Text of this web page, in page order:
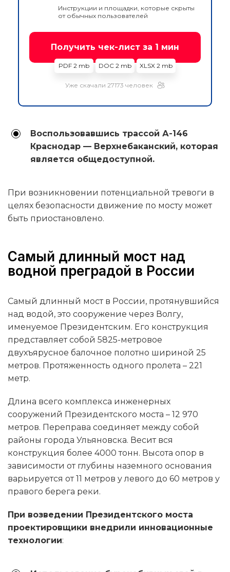
Инструкции и площадки, которые скрыты
от обычных пользователей
Получить чек-лист за 1 мин
PDF 2 mb DOC 2 mb XLSX 2 mb
Уже скачали 27173 человек
Воспользовавшись трассой А-146
Краснодар — Верхнебаканский, которая
является общедоступной.
При возникновении потенциальной тревоги в
целях безопасности движение по мосту может
быть приостановлено.
Самый длинный мост над
водной преградой в России
Самый длинный мост в России, протянувшийся
над водой, это сооружение через Волгу,
именуемое Президентским. Его конструкция
представляет собой 5825-метровое
двухъярусное балочное полотно шириной 25
метров. Протяженность одного пролета – 221
метр.
Длина всего комплекса инженерных
сооружений Президентского моста – 12 970
метров. Переправа соединяет между собой
районы города Ульяновска. Весит вся
конструкция более 4000 тонн. Высота опор в
зависимости от глубины наземного основания
варьируется от 11 метров у левого до 60 метров у
правого берега реки.
При возведении Президентского моста
проектировщики внедрили инновационные
технологии: